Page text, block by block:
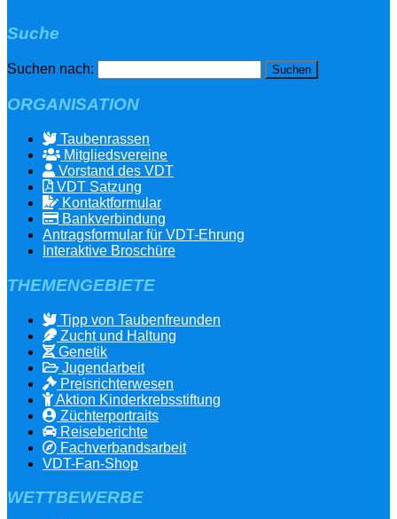
Suche
Suchen nach:
ORGANISATION
Taubenrassen
Mitgliedsvereine
Vorstand des VDT
VDT Satzung
Kontaktformular
Bankverbindung
Antragsformular für VDT-Ehrung
Interaktive Broschüre
THEMENGEBIETE
Tipp von Taubenfreunden
Zucht und Haltung
Genetik
Jugendarbeit
Preisrichterwesen
Aktion Kinderkrebsstiftung
Züchterportraits
Reiseberichte
Fachverbandsarbeit
VDT-Fan-Shop
WETTBEWERBE